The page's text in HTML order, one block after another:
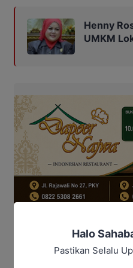
Henny
UMKM
Suasana penutupan
Halo
Pastikan Selalu